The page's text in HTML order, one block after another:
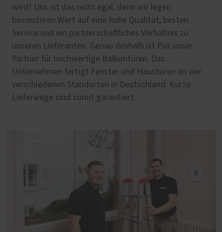
wird? Uns ist das nicht egal, denn wir legen
besonderen Wert auf eine hohe Qualität, besten
Service und ein partnerschaftliches Verhältnis zu
unseren Lieferanten. Genau deshalb ist PaX unser
Partner für hochwertige Balkontüren. Das
Unternehmen fertigt Fenster und Haustüren an vier
verschiedenen Standorten in Deutschland. Kurze
Lieferwege sind somit garantiert.